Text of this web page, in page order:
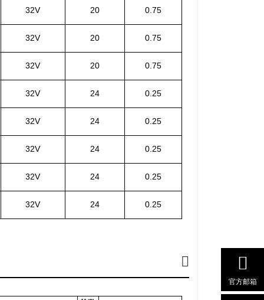
32V 20 0.75
32V 20 0.75
32V 20 0.75
32V 24 0.25
32V 24 0.25
32V 24 0.25
32V 24 0.25
32V 24 0.25
官方邮箱